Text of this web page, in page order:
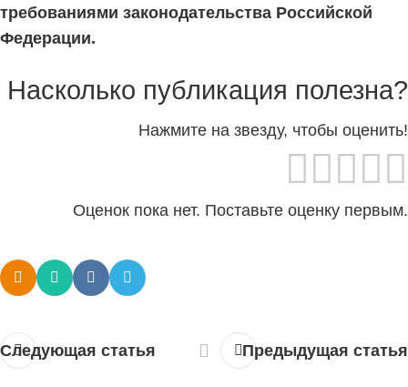
требованиями законодательства Российской
Федерации.
Насколько публикация полезна?
Нажмите на звезду, чтобы оценить!
Оценок пока нет. Поставьте оценку первым.
Следующая статья Предыдущая статья